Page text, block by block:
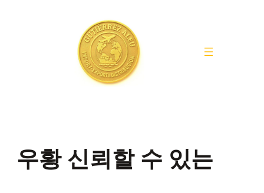
우황 신뢰할 수 있는